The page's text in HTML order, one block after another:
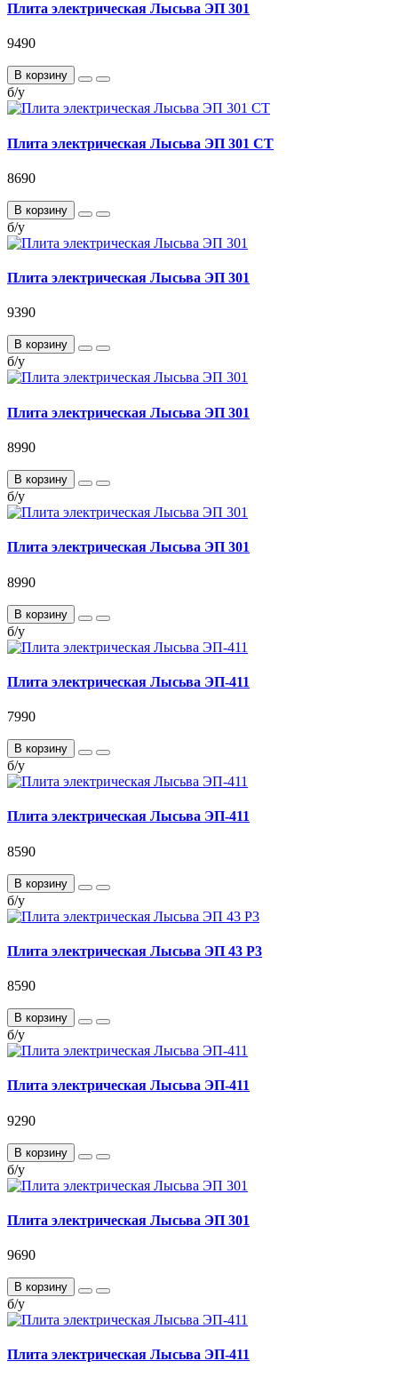
Плита электрическая Лысьва ЭП 301
9490
В корзину
б/у
Плита электрическая Лысьва ЭП 301 СТ
8690
В корзину
б/у
Плита электрическая Лысьва ЭП 301
9390
В корзину
б/у
Плита электрическая Лысьва ЭП 301
8990
В корзину
б/у
Плита электрическая Лысьва ЭП 301
8990
В корзину
б/у
Плита электрическая Лысьва ЭП-411
7990
В корзину
б/у
Плита электрическая Лысьва ЭП-411
8590
В корзину
б/у
Плита электрическая Лысьва ЭП 43 Р3
8590
В корзину
б/у
Плита электрическая Лысьва ЭП-411
9290
В корзину
б/у
Плита электрическая Лысьва ЭП 301
9690
В корзину
б/у
Плита электрическая Лысьва ЭП-411